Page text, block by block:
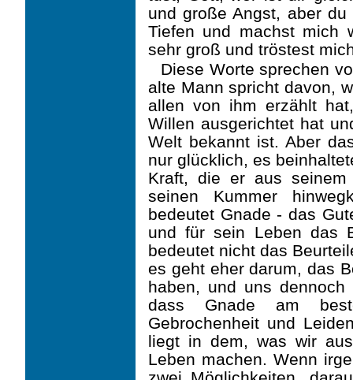
und große Angst, aber
Tiefen und machst mich
sehr groß und tröstest
Diese Worte sprechen
alte Mann spricht davon,
allen von ihm erzählt
Willen ausgerichtet hat
Welt bekannt ist. Aber
nur glücklich, es
Kraft, die er aus
seinen Kummer
bedeutet Gnade - das
und für sein Leben das
bedeutet nicht das
es geht eher darum, das
haben, und uns
dass Gnade am
Gebrochenheit und
liegt in dem, was wir
Leben machen. Wenn